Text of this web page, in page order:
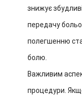
знижує
передачу
полегшенню
болю.
Важливим
процедури.